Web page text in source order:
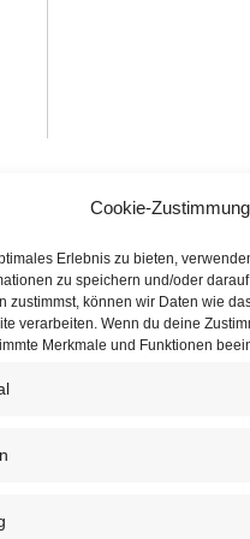
Cookie-
Erlebnis zu bieten,
zu speichern und/oder
zustimmst, können wir Daten wie
verarbeiten. Wenn du deine
Merkmale und Funktionen
Run
Crosslauf